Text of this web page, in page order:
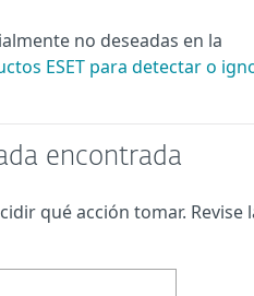
no deseadas en la
ESET para detectar o
encontrada
qué acción tomar. Revise